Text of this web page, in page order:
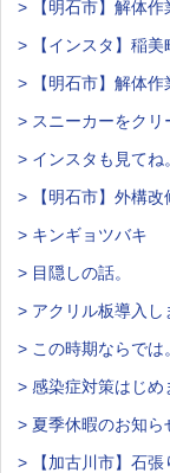
> 【明石市】解体作
> 【インスタ】稲美
> 【明石市】解体作
> スニーカーをクリ
> インスタも見てね。
> 【明石市】外構改
> キンギョツバキ
> 目隠しの話。
> アクリル板導入し
> この時期ならでは。
> 感染症対策はじめ
> 夏季休暇のお知ら
> 【加古川市】石張